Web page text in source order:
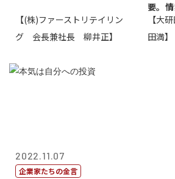
【(株)ファーストリテイリン
グ 会長兼社長 柳井正】
要。
湧い
【大
田満】
2022.11.07
企業家たちの金言